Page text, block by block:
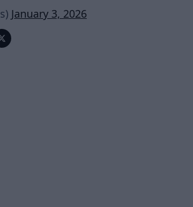
January 3, 2026